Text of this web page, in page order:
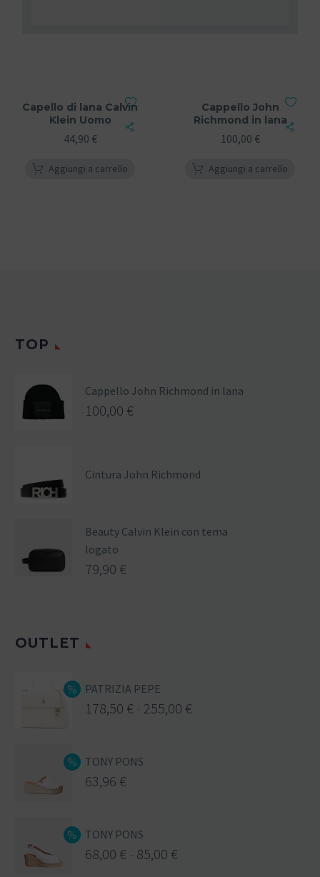
Capello di lana Calvin
Klein Uomo
44,90 €
Aggiungi a carrello
Cappello John
Richmond in lana
100,00 €
Aggiungi a carrello
TOP
Cappello John Richmond in lana
100,00 €
Cintura John Richmond
Beauty Calvin Klein con tema
logato
79,90 €
OUTLET
PATRIZIA PEPE
178,50 € 255,00 €
TONY PONS
63,96 €
TONY PONS
68,00 € 85,00 €